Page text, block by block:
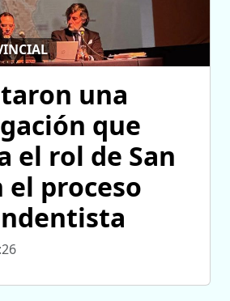
una
que
el rol de San
el proceso